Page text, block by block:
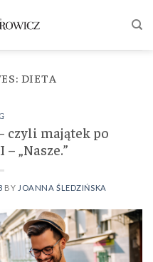
DIETA
czyli majątek po
– „Nasze.”
BY JOANNA ŚLEDZIŃSKA